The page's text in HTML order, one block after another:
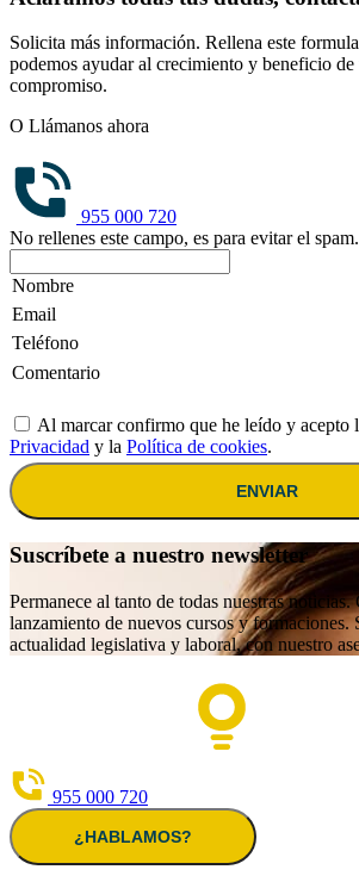
Solicita más información. Rellena este
podemos ayudar al crecimiento y beneficio de
compromiso.
O Llámanos ahora
955 000 720
No rellenes este campo, es para evitar el spam.
Al marcar confirmo que he leído y acepto
Privacidad y la Política de cookies.
ENVIAR
Suscríbete a nuestro newsletter
Permanece al tanto de todas nuestras noticias.
lanzamiento de nuevos cursos y formaciones.
actualidad legislativa y laboral, con nuestro
955 000 720
¿HABLAMOS?